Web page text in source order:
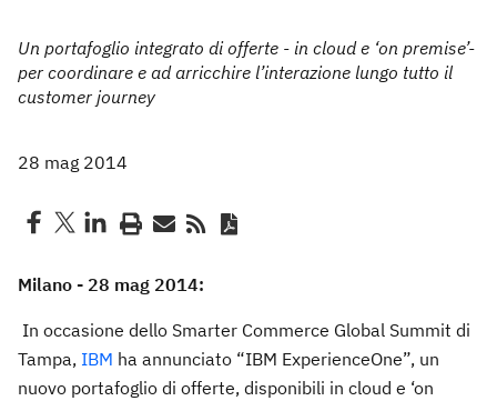
Un portafoglio integrato di offerte - in cloud e ‘on premise’-
per coordinare e ad arricchire l’interazione lungo tutto il
customer journey
28 mag 2014
Milano - 28 mag 2014:
In occasione dello Smarter Commerce Global Summit di
Tampa, IBM ha annunciato “IBM ExperienceOne”, un
nuovo portafoglio di offerte, disponibili in cloud e ‘on